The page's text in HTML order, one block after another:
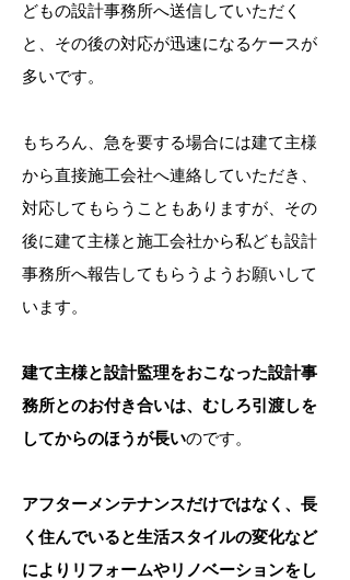
どもの設計事務所へ送信していただく
と、その後の対応が迅速になるケースが
多いです。
もちろん、急を要する場合には建て主様
から直接施工会社へ連絡していただき、
対応してもらうこともありますが、その
後に建て主様と施工会社から私ども設計
事務所へ報告してもらうようお願いして
います。
建て主様と設計監理をおこなった設計事
務所とのお付き合いは、むしろ引渡しを
してからのほうが長いのです。
アフターメンテナンスだけではなく、長
く住んでいると生活スタイルの変化など
によりリフォームやリノベーションをし